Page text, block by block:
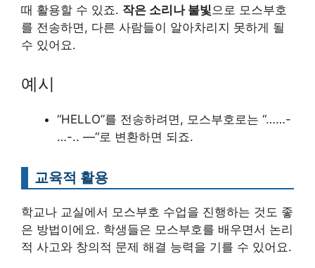
때 활용할 수 있죠. 작은 소리나 불빛으로 모스부호
를 전송하면, 다른 사람들이 알아차리지 못하게 될
수 있어요.
예시
“HELLO”를 전송하려면, 모스부호로는 “……-
…-.. —“로 변환하면 되죠.
교육적 활용
학교나 교실에서 모스부호 수업을 진행하는 것도 좋
은 방법이에요. 학생들은 모스부호를 배우면서 논리
적 사고와 창의적 문제 해결 능력을 기를 수 있어요.